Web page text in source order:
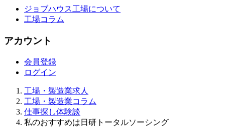
ジョブハウス工場について
工場コラム
アカウント
会員登録
ログイン
工場・製造業求人
工場・製造業コラム
仕事探し体験談
私のおすすめは日研トータルソーシング